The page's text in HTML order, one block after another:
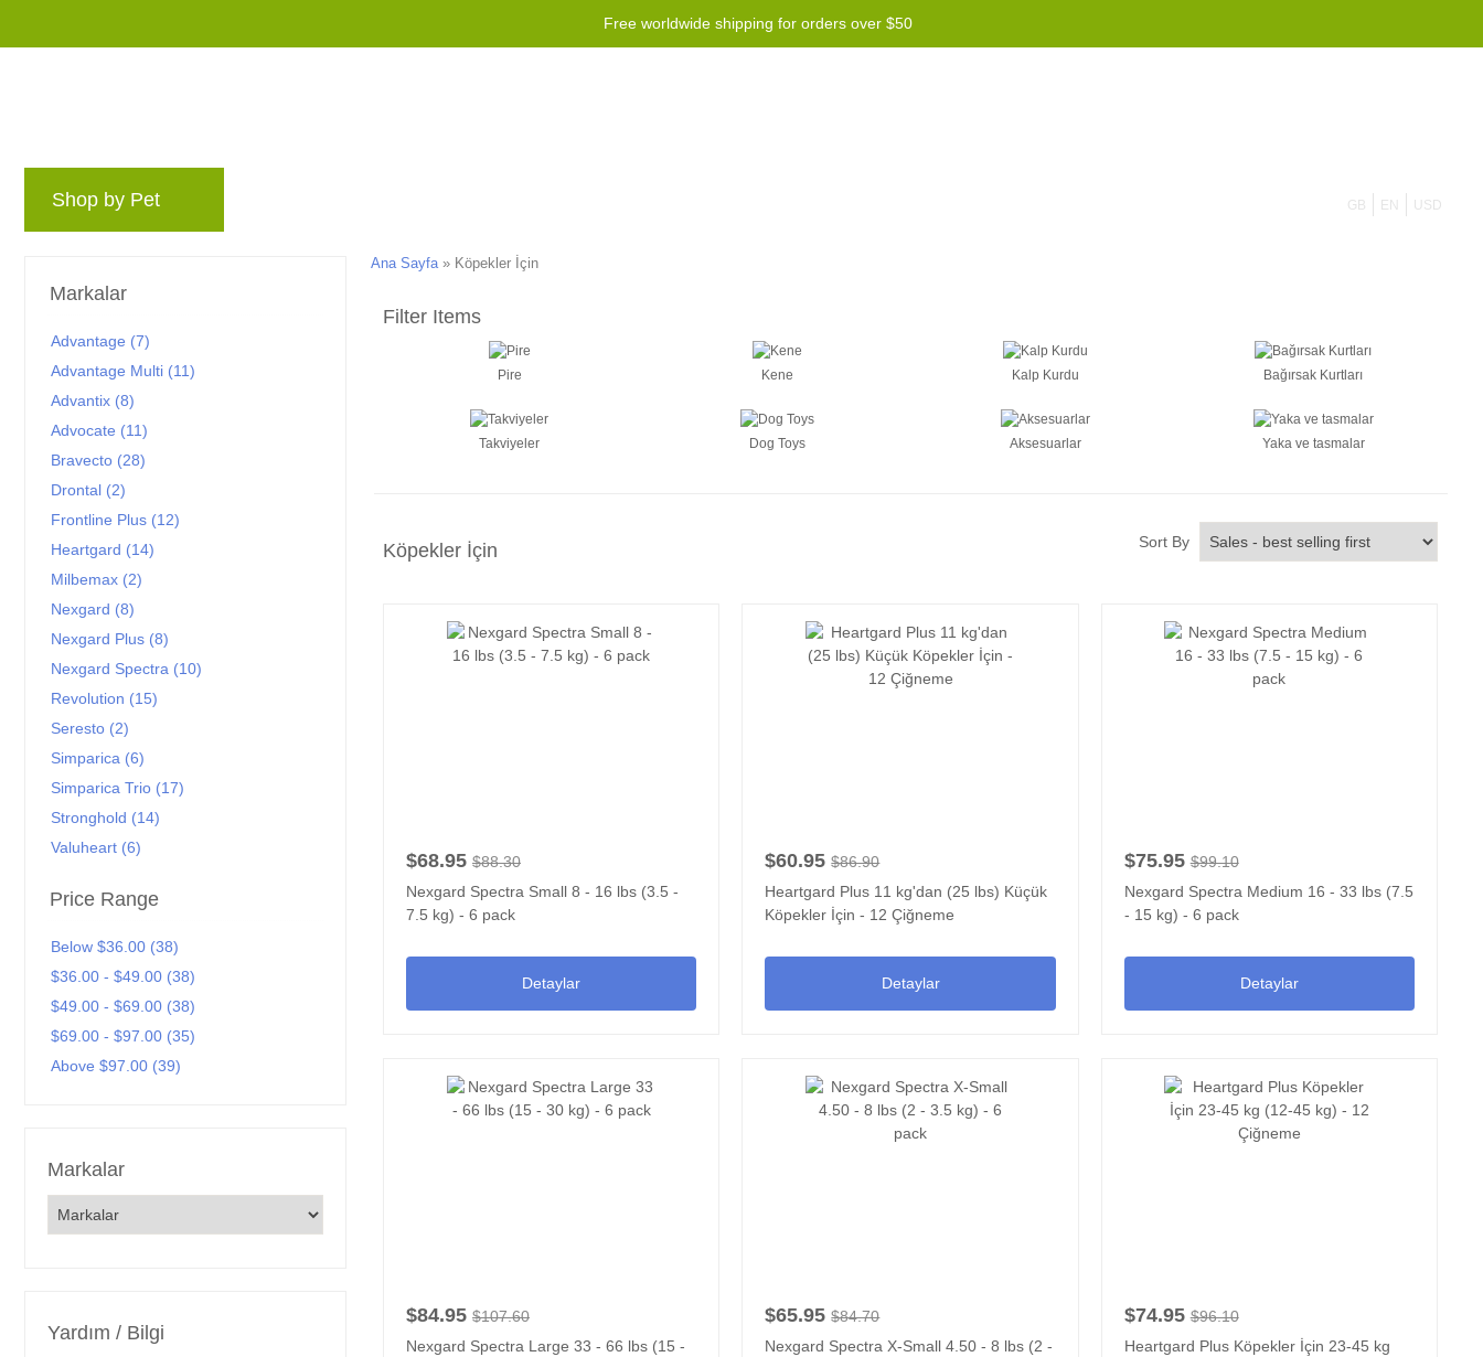
Free worldwide shipping for orders over $50
Shop by Pet GB EN USD
Markalar
Advantage (7)
Advantage Multi (11)
Advantix (8)
Advocate (11)
Bravecto (28)
Drontal (2)
Frontline Plus (12)
Heartgard (14)
Milbemax (2)
Nexgard (8)
Nexgard Plus (8)
Nexgard Spectra (10)
Revolution (15)
Seresto (2)
Simparica (6)
Simparica Trio (17)
Stronghold (14)
Valuheart (6)
Price Range
Below $36.00 (38)
$36.00 - $49.00 (38)
$49.00 - $69.00 (38)
$69.00 - $97.00 (35)
Above $97.00 (39)
Markalar
Yardım / Bilgi
Ana Sayfa» Köpekler İçin
Pire Kene Kalp Kurdu Bağırsak Kurtları
Takviyeler Dog Toys Aksesuarlar Yaka ve tasmalar
Köpekler İçin Sort By
$68.95 $88.30
Nexgard Spectra Small 8 - 16 lbs (3.5 -
7.5 kg) - 6 pack
Detaylar
$60.95 $86.90
Heartgard Plus 11 kg'dan (25 lbs) Küçük
Köpekler İçin - 12 Çiğneme
Detaylar
$75.95 $99.10
Nexgard Spectra Medium 16 - 33 lbs (7.5
- 15 kg) - 6 pack
Detaylar
$84.95 $107.60
Nexgard Spectra Large 33 - 66 lbs (15 -
$65.95 $84.70
Nexgard Spectra X-Small 4.50 - 8 lbs (2 -
$74.95 $96.10
Heartgard Plus Köpekler İçin 23-45 kg